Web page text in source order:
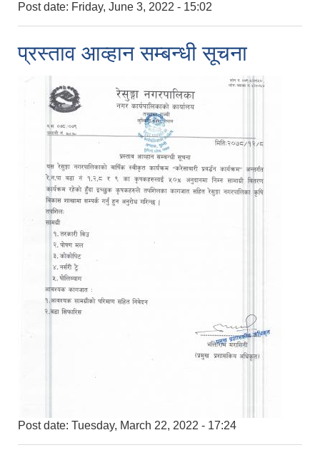
Post date: Friday, June 3, 2022 - 15:02
प्रस्ताव आव्हान सम्बन्धी सूचना
Post date: Tuesday, March 22, 2022 - 17:24